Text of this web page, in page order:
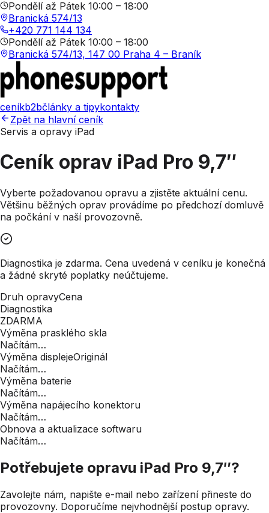
Pondělí až Pátek 10:00 – 18:00
Branická 574/13
+420 771 144 134
Pondělí až Pátek 10:00 – 18:00
Branická 574/13, 147 00 Praha 4 – Braník
ceníkb2bčlánky a tipykontakty
Zpět na hlavní ceník
Servis a opravy iPad
Ceník oprav iPad Pro 9,7″
Vyberte požadovanou opravu a zjistěte aktuální cenu.
Většinu běžných oprav provádíme po předchozí domluvě
na počkání v naší provozovně.
Diagnostika je zdarma. Cena uvedená v ceníku je konečná
a žádné skryté poplatky neúčtujeme.
Druh opravyCena
Diagnostika
ZDARMA
Výměna prasklého skla
Načítám…
Výměna displejeOriginál
Načítám…
Výměna baterie
Načítám…
Výměna napájecího konektoru
Načítám…
Obnova a aktualizace softwaru
Načítám…
Potřebujete opravu iPad Pro 9,7″?
Zavolejte nám, napište e-mail nebo zařízení přineste do
provozovny. Doporučíme nejvhodnější postup opravy.